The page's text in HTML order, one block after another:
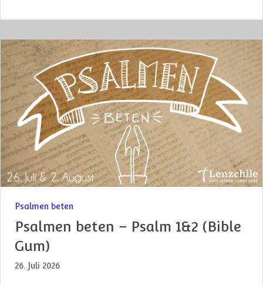
Psalmen beten
Psalmen beten – Psalm 1&2 (Bible
Gum)
26. Juli 2026